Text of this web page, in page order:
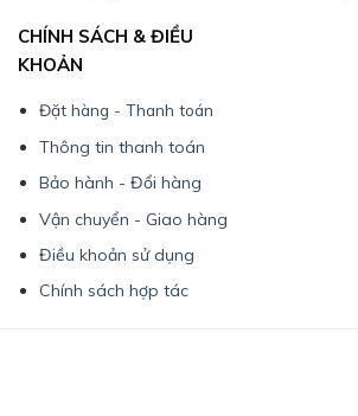
CHÍNH SÁCH & ĐIỀU
KHOẢN
Đặt hàng - Thanh toán
Thông tin thanh toán
Bảo hành - Đổi hàng
Vận chuyển - Giao hàng
Điều khoản sử dụng
Chính sách hợp tác